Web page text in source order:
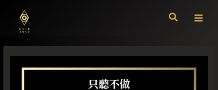
內